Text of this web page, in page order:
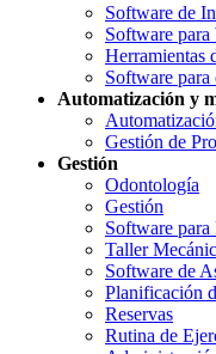
Software de
Software
Herramientas
Software
Automatización y
Gestión de
Gestión
Odontología
Gestión
Software
Taller
Software de
Planificación
Reservas
Rutina de